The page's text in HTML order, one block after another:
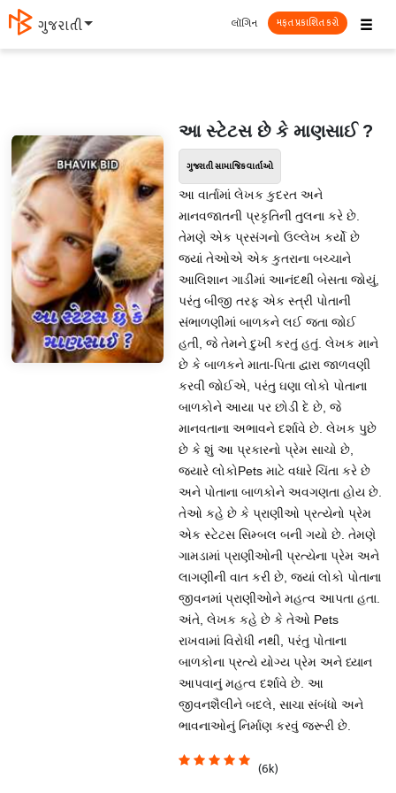
ગુજરાતી ☰
લૉગિન મફત પ્રકાશિત કરો
આ સ્ટેટસ છે કે માણસાઈ ?
ગુજરાતી સામાજિક વાર્તાઓ
આ વાર્તામાં લેખક કુદરત અને
માનવજાતની પ્રકૃતિની તુલના કરે છે.
તેમણે એક પ્રસંગનો ઉલ્લેખ કર્યો છે
જ્યાં તેઓએ એક કુતરાના બચ્ચાને
આલિશાન ગાડીમાં આનંદથી બેસતા જોયું,
પરંતુ બીજી તરફ એક સ્ત્રી પોતાની
સંભાળણીમાં બાળકને લઈ જતા જોઈ
હતી, જે તેમને દુખી કરતું હતું. લેખક માને
છે કે બાળકને માતા-પિતા દ્વારા જાળવણી
કરવી જોઈએ, પરંતુ ઘણા લોકો પોતાના
બાળકોને આયા પર છોડી દે છે, જે
માનવતાના અભાવને દર્શાવે છે. લેખક પુછે
છે કે શું આ પ્રકારનો પ્રેમ સાચો છે,
જ્યારે લોકોPets માટે વધારે ચિંતા કરે છે
અને પોતાના બાળકોને અવગણતા હોય છે.
તેઓ કહે છે કે પ્રાણીઓ પ્રત્યેનો પ્રેમ
એક સ્ટેટસ સિમ્બલ બની ગયો છે. તેમણે
ગામડામાં પ્રાણીઓની પ્રત્યેના પ્રેમ અને
લાગણીની વાત કરી છે, જ્યાં લોકો પોતાના
જીવનમાં પ્રાણીઓને મહત્વ આપતા હતા.
અંતે, લેખક કહે છે કે તેઓ Pets
રાખવામાં વિરોધી નથી, પરંતુ પોતાના
બાળકોના પ્રત્યે યોગ્ય પ્રેમ અને ધ્યાન
આપવાનું મહત્વ દર્શાવે છે. આ
જીવનશૈલીને બદલે, સાચા સંબંધો અને
ભાવનાઓનું નિર્માણ કરવું જરૂરી છે.
(6k)